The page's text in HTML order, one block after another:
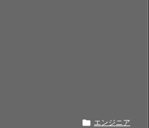
 エンジニア